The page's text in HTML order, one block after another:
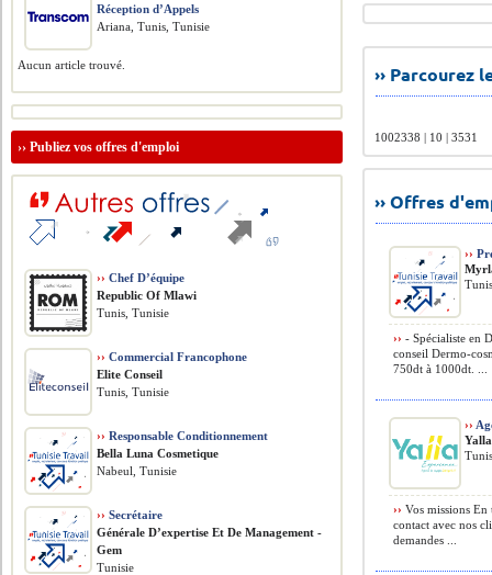
››
1002338 | 10 | 3531
›› Offres
››
›› - Spécialiste en
conseil Dermo-
750dt à 1000dt. ...
››
›› Vos missions En
contact avec nos
demandes ...
Réception d’Appels
Ariana, Tunis, Tunisie
Aucun article trouvé.
››Publiez vos offres d'emploi
›› Chef D’équipe
Republic Of Mlawi
Tunis, Tunisie
›› Commercial Francophone
Elite Conseil
Tunis, Tunisie
›› Responsable Conditionnement
Bella Luna Cosmetique
Nabeul, Tunisie
›› Secrétaire
Générale D’expertise Et De Management -
Gem
Tunisie